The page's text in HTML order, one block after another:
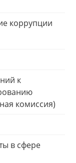
коррупции
к
комиссия)
в сфере